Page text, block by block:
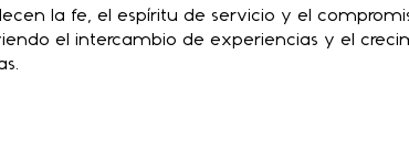
la fe, el espíritu de servicio y el
el intercambio de experiencias y el